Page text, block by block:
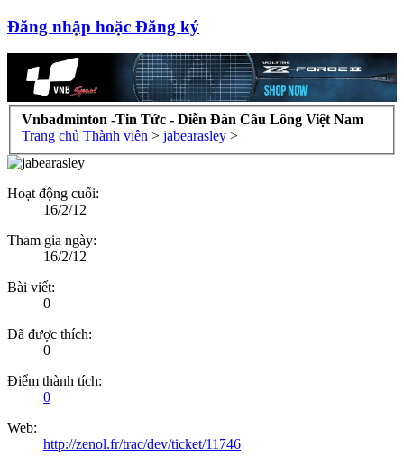
Đăng nhập hoặc Đăng ký
Vnbadminton -Tin Tức - Diễn Đàn Cầu Lông Việt Nam
Trang chủ Thành viên > jabearasley >
Hoạt động cuối:
16/2/12
Tham gia ngày:
16/2/12
Bài viết:
0
Đã được thích:
0
Điểm thành tích:
0
Web:
http://zenol.fr/trac/dev/ticket/11746